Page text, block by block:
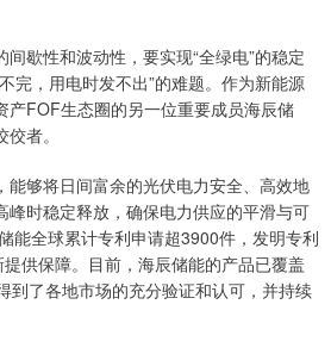
歇性和波动性，要实现“全绿电”的稳定
完，用电时发不出”的难题。作为新能源
产FOF生态圈的另一位重要成员海辰储
者。
能够将日间富余的光伏电力安全、高效地
峰时稳定释放，确保电力供应的平滑与可
能全球累计专利申请超3900件，发明专利
供保障。目前，海辰储能的产品已覆盖
到了各地市场的充分验证和认可，并持续